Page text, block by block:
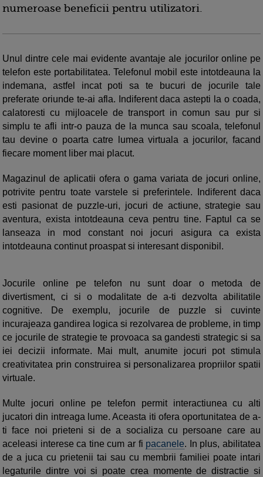
numeroase beneficii pentru utilizatori.
Unul dintre cele mai evidente avantaje ale jocurilor online pe
telefon este portabilitatea. Telefonul mobil este intotdeauna la
indemana, astfel incat poti sa te bucuri de jocurile tale
preferate oriunde te-ai afla. Indiferent daca astepti la o coada,
calatoresti cu mijloacele de transport in comun sau pur si
simplu te afli intr-o pauza de la munca sau scoala, telefonul
tau devine o poarta catre lumea virtuala a jocurilor, facand
fiecare moment liber mai placut.
Magazinul de aplicatii ofera o gama variata de jocuri online,
potrivite pentru toate varstele si preferintele. Indiferent daca
esti pasionat de puzzle-uri, jocuri de actiune, strategie sau
aventura, exista intotdeauna ceva pentru tine. Faptul ca se
lanseaza in mod constant noi jocuri asigura ca exista
intotdeauna continut proaspat si interesant disponibil.
Jocurile online pe telefon nu sunt doar o metoda de
divertisment, ci si o modalitate de a-ti dezvolta abilitatile
cognitive. De exemplu, jocurile de puzzle si cuvinte
incurajeaza gandirea logica si rezolvarea de probleme, in timp
ce jocurile de strategie te provoaca sa gandesti strategic si sa
iei decizii informate. Mai mult, anumite jocuri pot stimula
creativitatea prin construirea si personalizarea propriilor spatii
virtuale.
Multe jocuri online pe telefon permit interactiunea cu alti
jucatori din intreaga lume. Aceasta iti ofera oportunitatea de a-
ti face noi prieteni si de a socializa cu persoane care au
aceleasi interese ca tine cum ar fi pacanele. In plus, abilitatea
de a juca cu prietenii tai sau cu membrii familiei poate intari
legaturile dintre voi si poate crea momente de distractie si